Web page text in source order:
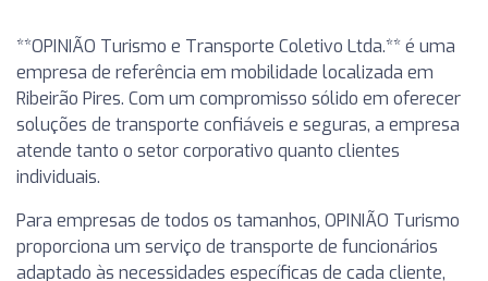
**OPINIÃO Turismo e Transporte Coletivo Ltda.** é uma
empresa de referência em mobilidade localizada em
Ribeirão Pires. Com um compromisso sólido em oferecer
soluções de transporte confiáveis e seguras, a empresa
atende tanto o setor corporativo quanto clientes
individuais.
Para empresas de todos os tamanhos, OPINIÃO Turismo
proporciona um serviço de transporte de funcionários
adaptado às necessidades específicas de cada cliente,